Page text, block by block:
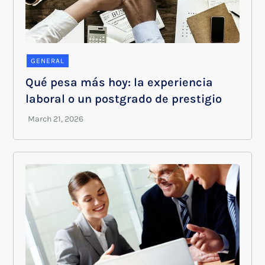
GENERAL
Qué pesa más hoy: la experiencia
laboral o un postgrado de prestigio